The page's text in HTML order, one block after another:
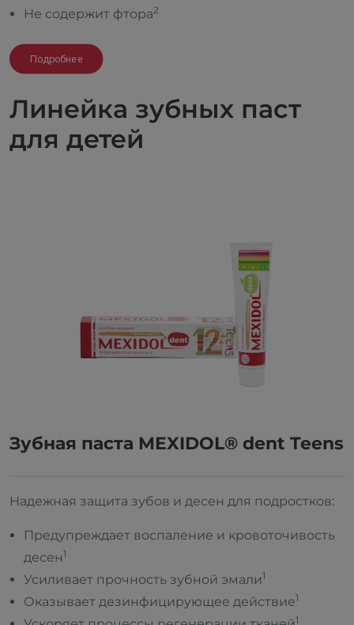
Не содержит фтора2
Подробнее
Линейка зубных паст
для детей
Зубная паста MEXIDOL® dent Teens
Надежная защита зубов и десен для подростков:
Предупреждает воспаление и кровоточивость
десен1
Усиливает прочность зубной эмали1
Оказывает дезинфицирующее действие1
1